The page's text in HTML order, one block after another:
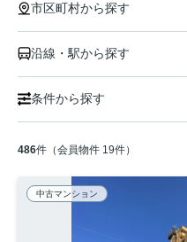
市区町村から探す
沿線・駅から探す
条件から探す
486件（会員物件 19件）
中古マンション